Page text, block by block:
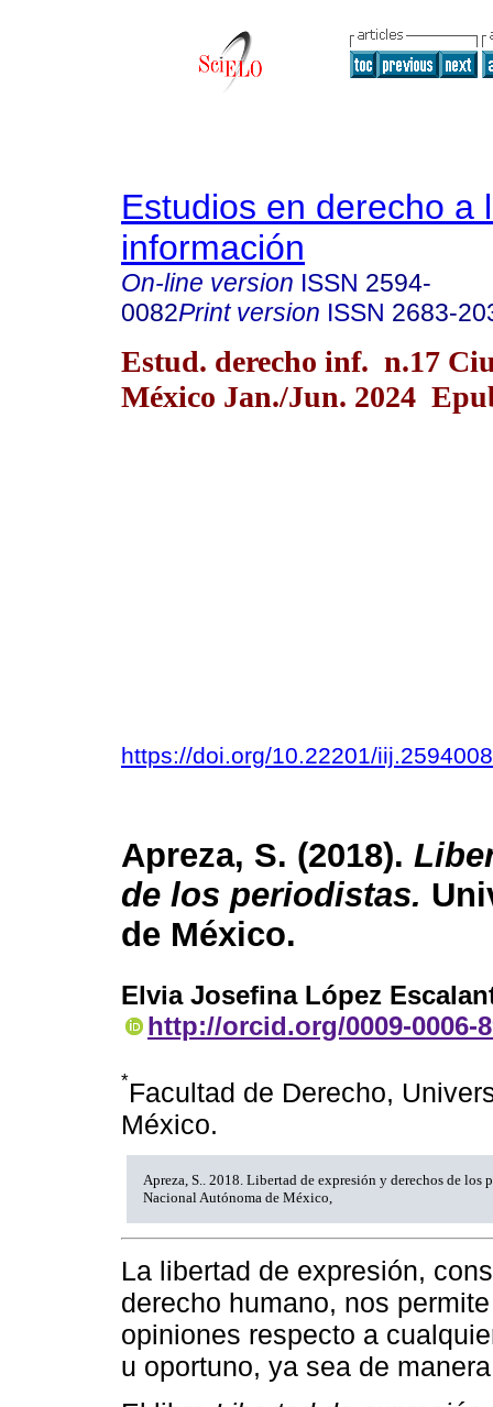
Estudios en derecho a
información
On-line version ISSN 2594-
0082Print version ISSN 2683-
Estud. derecho inf. n.17
México Jan./Jun. 2024
https://doi.org/10.22201/
Apreza, S. (2018).
de los periodistas.
de México.
Elvia Josefina López
http://orcid.org/0009-0006-
*Facultad de Derecho,
México.
Apreza, S.. 2018. Libertad de expresión y derechos de los
Nacional Autónoma de México,
La libertad de expresión,
derecho humano, nos
opiniones respecto a
u oportuno, ya sea de